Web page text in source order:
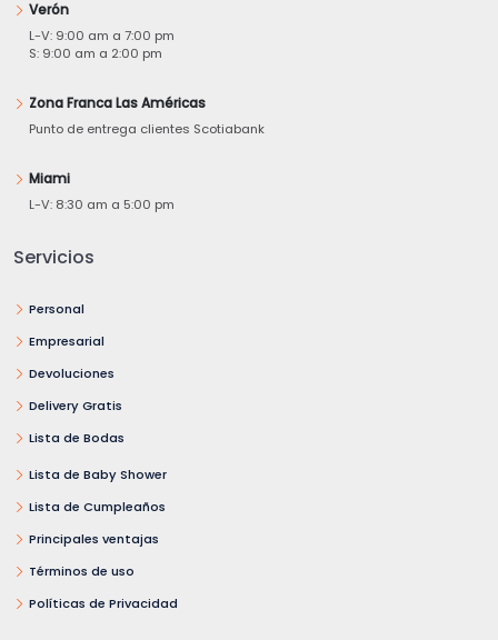
Verón
L-V: 9:00 am a 7:00 pm
S: 9:00 am a 2:00 pm
Zona Franca Las Américas
Punto de entrega clientes Scotiabank
Miami
L-V: 8:30 am a 5:00 pm
Servicios
Personal
Empresarial
Devoluciones
Delivery Gratis
Lista de Bodas
Lista de Baby Shower
Lista de Cumpleaños
Principales ventajas
Términos de uso
Políticas de Privacidad